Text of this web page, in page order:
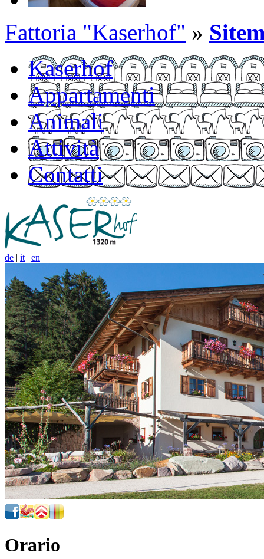
Fattoria "Kaserhof" »
Kaserhof
Appartamenti
Animali
Attività
Contatti
de | it | en
Orario